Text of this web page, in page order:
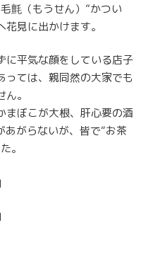
氈（もうせん）”かつい
見に出かけます。
に平気な顔をしている店子
っては、親同然の大家でも
。
まぼこが大根、肝心要の酒
あがらないが、皆で“お茶
。